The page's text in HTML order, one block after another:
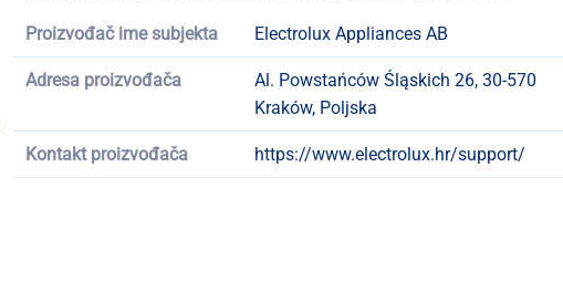
Proizvođač ime subjekta Electrolux Appliances AB
Adresa proizvođača
Al. Powstańców Śląskich 26, 30-570
Kraków, Poljska
Kontakt proizvođača https://www.electrolux.hr/support/